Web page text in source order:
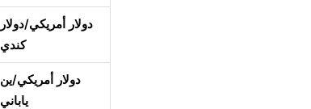
دولار أمريكي/دولار
كندي
دولار أمريكي/ين
ياباني